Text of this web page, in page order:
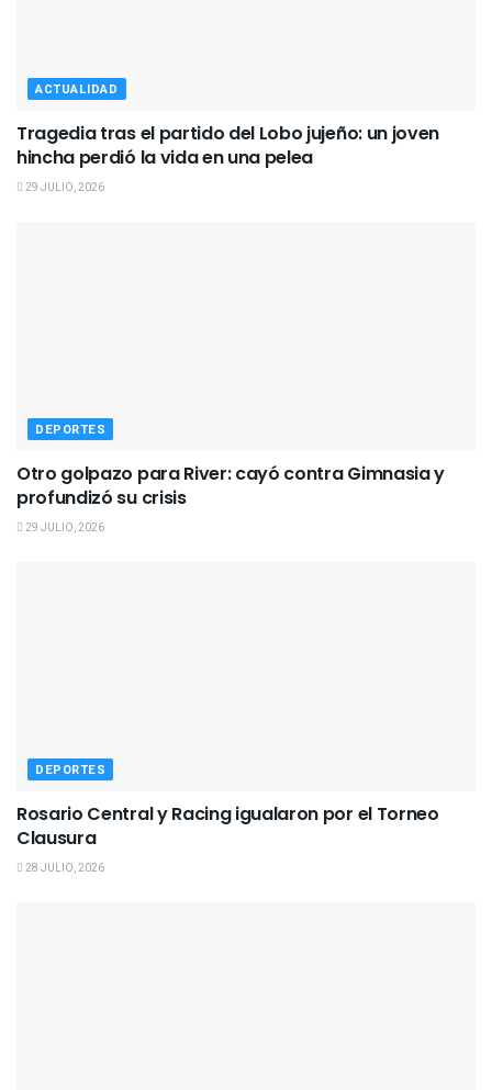
ACTUALIDAD
Tragedia tras el partido del Lobo jujeño: un joven
hincha perdió la vida en una pelea
29 JULIO, 2026
DEPORTES
Otro golpazo para River: cayó contra Gimnasia y
profundizó su crisis
29 JULIO, 2026
DEPORTES
Rosario Central y Racing igualaron por el Torneo
Clausura
28 JULIO, 2026